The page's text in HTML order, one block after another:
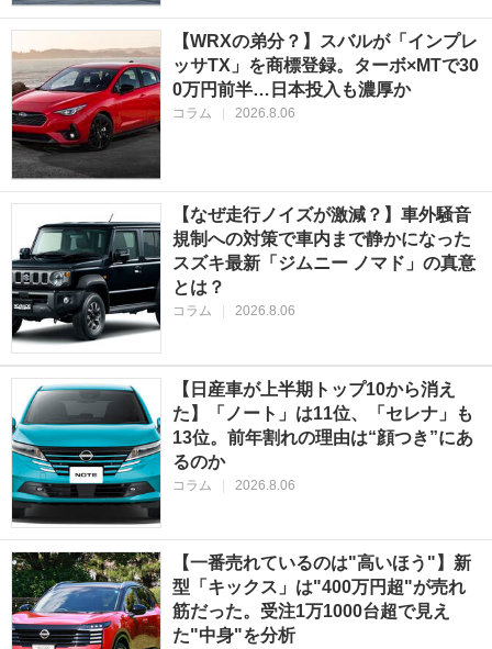
【WRXの弟分？】スバルが「インプレ
ッサTX」を商標登録。ターボ×MTで30
0万円前半…日本投入も濃厚か
コラム 2026.8.06
【なぜ走行ノイズが激減？】車外騒音
規制への対策で車内まで静かになった
スズキ最新「ジムニー ノマド」の真意
とは？
コラム 2026.8.06
【日産車が上半期トップ10から消え
た】「ノート」は11位、「セレナ」も
13位。前年割れの理由は“顔つき”にあ
るのか
コラム 2026.8.06
【一番売れているのは"高いほう"】新
型「キックス」は"400万円超"が売れ
筋だった。受注1万1000台超で見え
た"中身"を分析